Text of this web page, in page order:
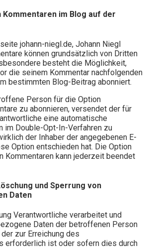
Kommentaren im Blog auf der
johann-niegl.de, Johann Niegl
können grundsätzlich von Dritten
besteht die Möglichkeit,
die seinem Kommentar nachfolgenden
bestimmten Blog-Beitrag abonniert.
Person für die Option
zu abonnieren, versendet der für
eine automatische
im Double-Opt-In-Verfahren zu
der Inhaber der angegebenen E-
Option entschieden hat. Die Option
Kommentaren kann jederzeit beendet
und Sperrung von
Daten
Verantwortliche verarbeitet und
Daten der betroffenen Person
zur Erreichung des
erforderlich ist oder sofern dies durch